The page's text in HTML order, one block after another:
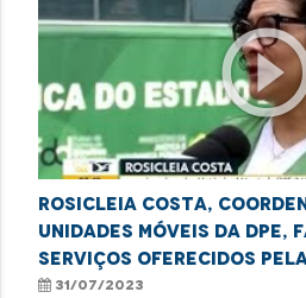
Rosicleia Costa,
unidades móveis da
serviços oferecidos
Direitos
31/07/2023